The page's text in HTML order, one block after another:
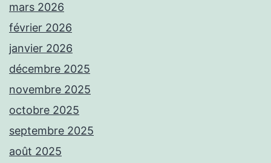
mars 2026
février 2026
janvier 2026
décembre 2025
novembre 2025
octobre 2025
septembre 2025
août 2025